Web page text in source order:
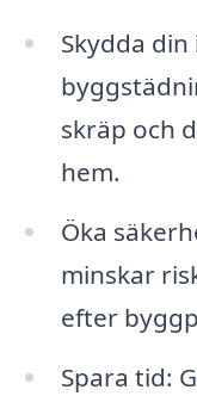
Skydda
skräp och
hem.
Öka
minskar
efter
Spara tid: